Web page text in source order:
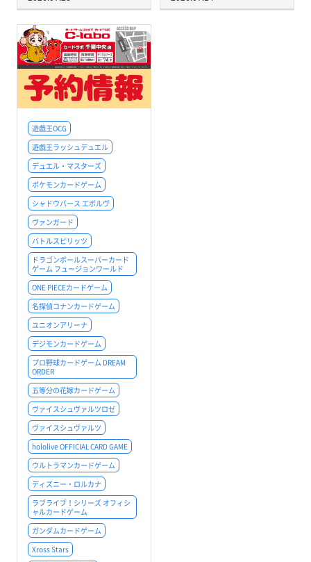
遊戯王OCG
遊戯王ラッシュデュエル
デュエル・マスターズ
ポケモンカードゲーム
シャドウバース エボルヴ
ヴァンガード
バトルスピリッツ
ドラゴンボールスーパーカード
ゲーム フュージョンワールド
ONE PIECEカードゲーム
名探偵コナンカードゲーム
ユニオンアリーナ
デジモンカードゲーム
プロ野球カードゲーム DREAM
ORDER
五等分の花嫁カードゲーム
ヴァイスシュヴァルツロゼ
ヴァイスシュヴァルツ
hololive OFFICIAL CARD GAME
ウルトラマンカードゲーム
ディズニー・ロルカナ
ラブライブ！シリーズ オフィシ
ャルカードゲーム
ガンダムカードゲーム
Xross Stars